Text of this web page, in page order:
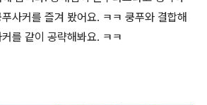
사커를 즐겨 봤어요. ㅋㅋ 쿵푸와 결합해
를 같이 공략해봐요. ㅋㅋ